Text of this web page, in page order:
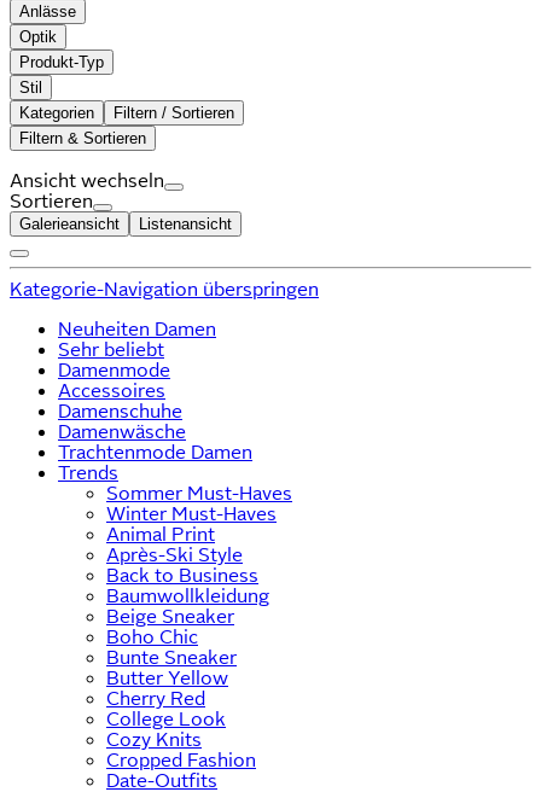
Anlässe
Optik
Produkt-Typ
Stil
Kategorien
Filtern / Sortieren
Filtern & Sortieren
Ansicht wechseln
Sortieren
Galerieansicht Listenansicht
Kategorie-Navigation überspringen
Neuheiten Damen
Sehr beliebt
Damenmode
Accessoires
Damenschuhe
Damenwäsche
Trachtenmode Damen
Trends
Sommer Must-Haves
Winter Must-Haves
Animal Print
Après-Ski Style
Back to Business
Baumwollkleidung
Beige Sneaker
Boho Chic
Bunte Sneaker
Butter Yellow
Cherry Red
College Look
Cozy Knits
Cropped Fashion
Date-Outfits